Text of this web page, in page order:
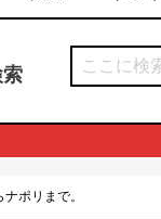
ポリまで。